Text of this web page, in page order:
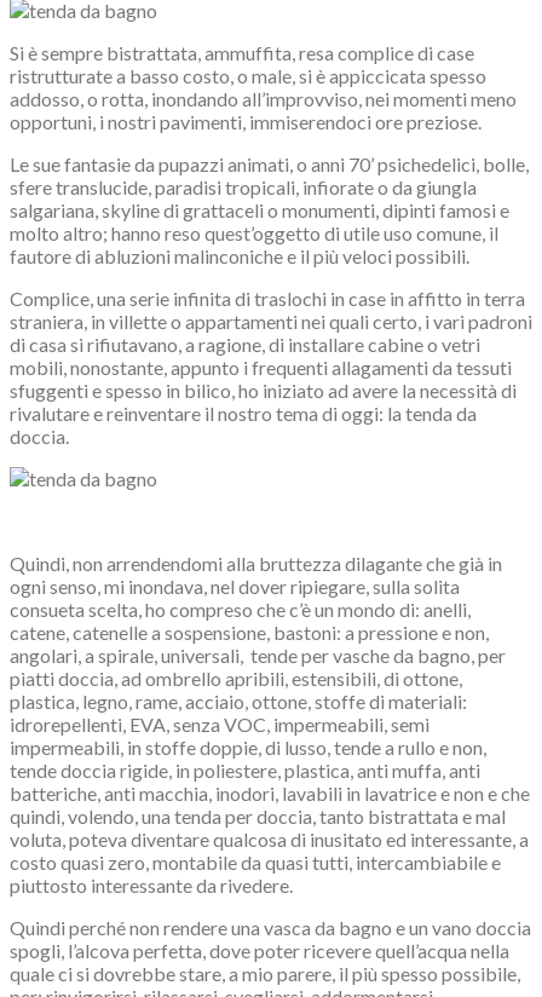
Si è sempre bistrattata, ammuffita, resa complice di case
ristrutturate a basso costo, o male, si è appiccicata spesso
addosso, o rotta, inondando all’improvviso, nei momenti meno
opportuni, i nostri pavimenti, immiserendoci ore preziose.
Le sue fantasie da pupazzi animati, o anni 70’ psichedelici, bolle,
sfere translucide, paradisi tropicali, infiorate o da giungla
salgariana, skyline di grattaceli o monumenti, dipinti famosi e
molto altro; hanno reso quest’oggetto di utile uso comune, il
fautore di abluzioni malinconiche e il più veloci possibili.
Complice, una serie infinita di traslochi in case in affitto in terra
straniera, in villette o appartamenti nei quali certo, i vari padroni
di casa si rifiutavano, a ragione, di installare cabine o vetri
mobili, nonostante, appunto i frequenti allagamenti da tessuti
sfuggenti e spesso in bilico, ho iniziato ad avere la necessità di
rivalutare e reinventare il nostro tema di oggi: la tenda da
doccia.
Quindi, non arrendendomi alla bruttezza dilagante che già in
ogni senso, mi inondava, nel dover ripiegare, sulla solita
consueta scelta, ho compreso che c’è un mondo di: anelli,
catene, catenelle a sospensione, bastoni: a pressione e non,
angolari, a spirale, universali, tende per vasche da bagno, per
piatti doccia, ad ombrello apribili, estensibili, di ottone,
plastica, legno, rame, acciaio, ottone, stoffe di materiali:
idrorepellenti, EVA, senza VOC, impermeabili, semi
impermeabili, in stoffe doppie, di lusso, tende a rullo e non,
tende doccia rigide, in poliestere, plastica, anti muffa, anti
batteriche, anti macchia, inodori, lavabili in lavatrice e non e che
quindi, volendo, una tenda per doccia, tanto bistrattata e mal
voluta, poteva diventare qualcosa di inusitato ed interessante, a
costo quasi zero, montabile da quasi tutti, intercambiabile e
piuttosto interessante da rivedere.
Quindi perché non rendere una vasca da bagno e un vano doccia
spogli, l’alcova perfetta, dove poter ricevere quell’acqua nella
quale ci si dovrebbe stare, a mio parere, il più spesso possibile,